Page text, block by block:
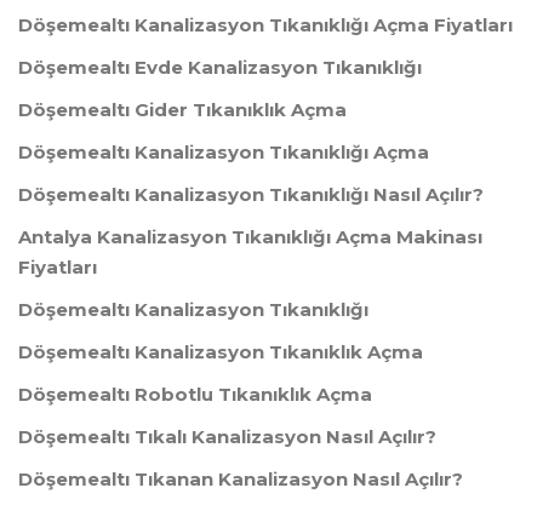
Döşemealtı Kanalizasyon Tıkanıklığı Açma Fiyatları
Döşemealtı Evde Kanalizasyon Tıkanıklığı
Döşemealtı Gider Tıkanıklık Açma
Döşemealtı Kanalizasyon Tıkanıklığı Açma
Döşemealtı Kanalizasyon Tıkanıklığı Nasıl Açılır?
Antalya Kanalizasyon Tıkanıklığı Açma Makinası
Fiyatları
Döşemealtı Kanalizasyon Tıkanıklığı
Döşemealtı Kanalizasyon Tıkanıklık Açma
Döşemealtı Robotlu Tıkanıklık Açma
Döşemealtı Tıkalı Kanalizasyon Nasıl Açılır?
Döşemealtı Tıkanan Kanalizasyon Nasıl Açılır?